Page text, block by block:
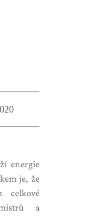
energie
je, že
celkové
a